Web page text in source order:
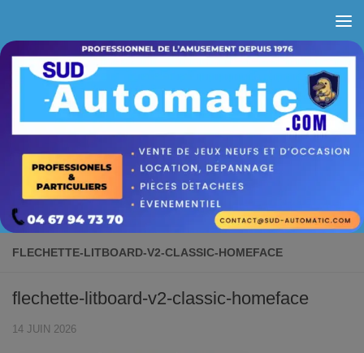
FLECHETTE-LITBOARD-V2-CLASSIC-HOMEFACE
flechette-litboard-v2-classic-homeface
14 JUIN 2026